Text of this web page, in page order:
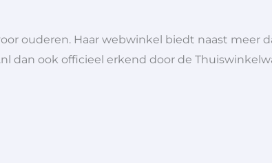
ouderen. Haar webwinkel biedt naast meer
dan ook officieel erkend door de